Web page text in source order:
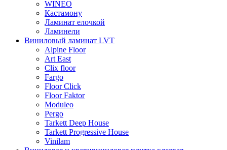
WINEO
Кастамону
Ламинат елочкой
Ламинели
Виниловый ламинат LVT
Alpine Floor
Art East
Clix floor
Fargo
Floor Click
Floor Faktor
Moduleo
Pergo
Tarkett Deep House
Tarkett Progressive House
Vinilam